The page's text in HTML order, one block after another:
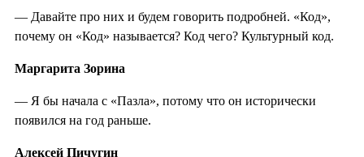
— Давайте про них и будем говорить подробней. «Код»,
почему он «Код» называется? Код чего? Культурный код.
Маргарита Зорина
— Я бы начала с «Пазла», потому что он исторически
появился на год раньше.
Алексей Пичугин